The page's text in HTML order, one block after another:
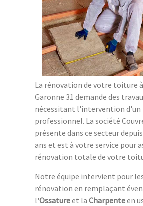
La rénovation de votre toiture
Garonne 31 demande des
nécessitant l'intervention d'un
professionnel. La société
présente dans ce secteur
ans et est à votre service pour
rénovation totale de votre
Notre équipe intervient pour
rénovation en remplaçant
l'Ossatureet la Charpenteen